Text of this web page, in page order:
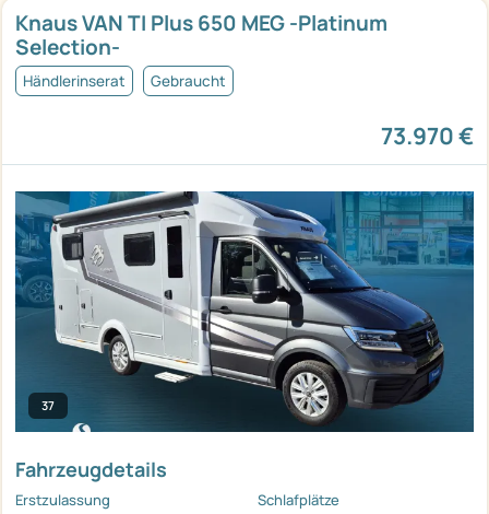
Knaus VAN TI Plus 650 MEG -Platinum
Selection-
Händlerinserat Gebraucht
73.970 €
37
Fahrzeugdetails
Erstzulassung Schlafplätze